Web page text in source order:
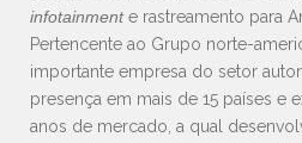
infotainmente rastreamento para
Pertencente ao Grupo norte-
importante empresa do setor
presença em mais de 15 países e
anos de mercado, a qual